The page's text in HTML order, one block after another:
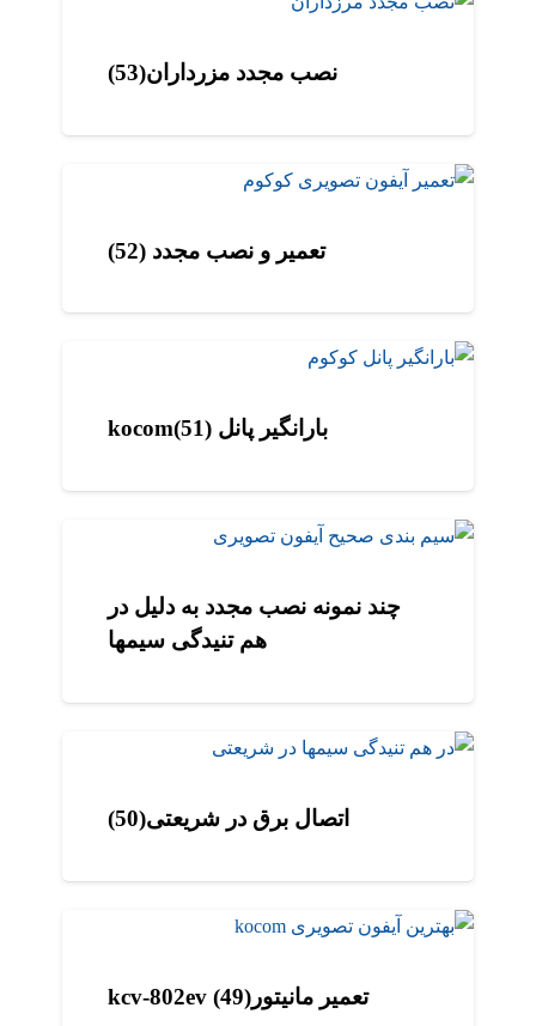
نصب مجدد مزرداران(53)
تعمیر و نصب مجدد (52)
بارانگیر پانل (51)kocom
چند نمونه نصب مجدد به دلیل در
هم تنیدگی سیمها
اتصال برق در شریعتی(50)
تعمیر مانیتورkcv-802ev (49)